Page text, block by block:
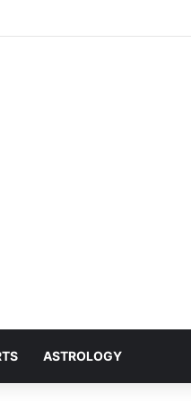
गई यात्रा, सीएम उमर अब्दुल्ला ने
ASTROLOGY